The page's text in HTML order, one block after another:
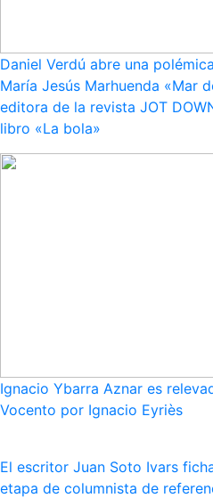
Daniel Verdú abre una
María Jesús Marhuenda «Mar
editora de la revista JOT
libro «La bola»
Ignacio Ybarra Aznar es
Vocento por Ignacio Eyriès
El escritor Juan Soto Ivars
etapa de columnista de